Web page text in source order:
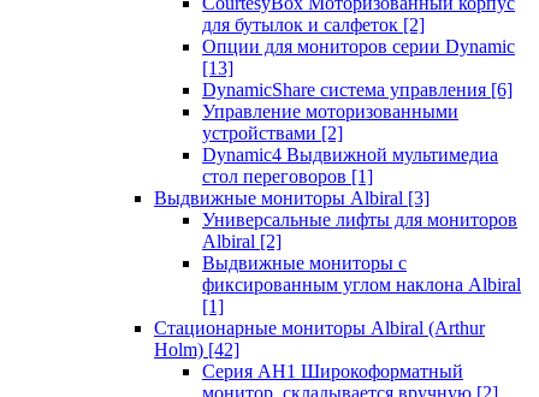
для бутылок и салфеток [2]
Опции для мониторов серии Dynamic
[13]
DynamicShare система управления [6]
Управление моторизованными
устройствами [2]
Dynamic4 Выдвижной мультимедиа
стол переговоров [1]
Выдвижные мониторы Albiral [3]
Универсальные лифты для мониторов
Albiral [2]
Выдвижные мониторы с
фиксированным углом наклона Albiral
[1]
Стационарные мониторы Albiral (Arthur
Holm) [42]
Серия AH1 Широкоформатный
монитор, складывается вручную [2]